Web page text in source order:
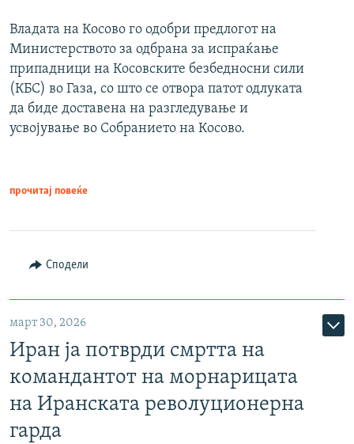
Владата на Косово го одобри предлогот на
Министерството за одбрана за испраќање
припадници на Косовските безбедносни сили
(КБС) во Газа, со што се отвора патот одлуката
да биде доставена на разгледување и
усвојување во Собранието на Косово.
прочитај повеќе
Сподели
март 30, 2026
Иран ја потврди смртта на
командантот на морнарицата
на Иранската револуционерна
гарда